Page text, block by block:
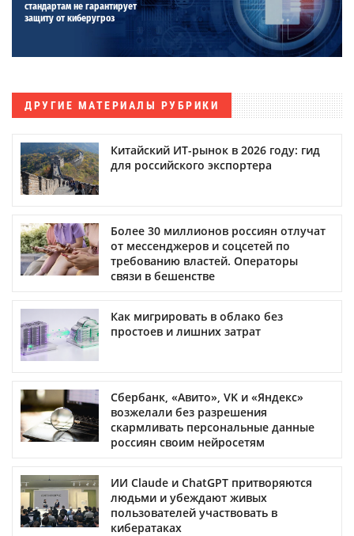
стандартам не гарантирует
защиту от киберугроз
ДРУГИЕ МАТЕРИАЛЫ РУБРИКИ
Китайский ИТ-рынок в 2026 году: гид
для российского экспортера
Более 30 миллионов россиян отлучат
от мессенджеров и соцсетей по
требованию властей. Операторы
связи в бешенстве
Как мигрировать в облако без
простоев и лишних затрат
Сбербанк, «Авито», VK и «Яндекс»
возжелали без разрешения
скармливать персональные данные
россиян своим нейросетям
ИИ Claude и ChatGPT притворяются
людьми и убеждают живых
пользователей участвовать в
кибератаках